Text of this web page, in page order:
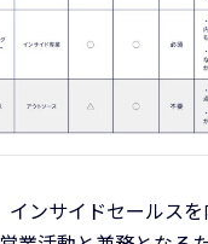
インサイドセールス